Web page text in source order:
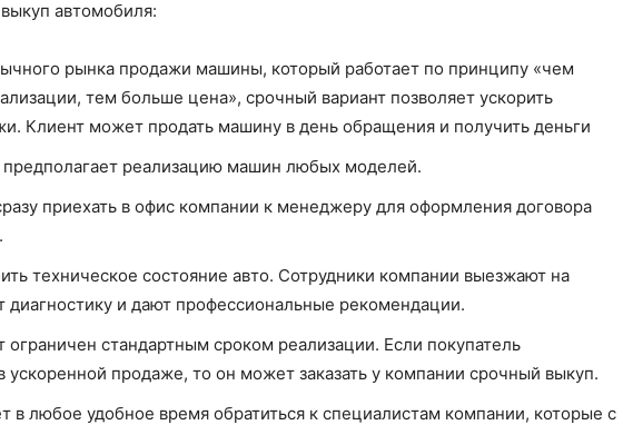
автомобиля:
рынка продажи машины, который работает по принципу «чем
тем больше цена», срочный вариант позволяет ускорить
Клиент может продать машину в день обращения и получить деньги
реализацию машин любых моделей.
приехать в офис компании к менеджеру для оформления договора
техническое состояние авто. Сотрудники компании выезжают на
диагностику и дают профессиональные рекомендации.
ограничен стандартным сроком реализации. Если покупатель
ускоренной продаже, то он может заказать у компании срочный выкуп.
в любое удобное время обратиться к специалистам компании, которые с